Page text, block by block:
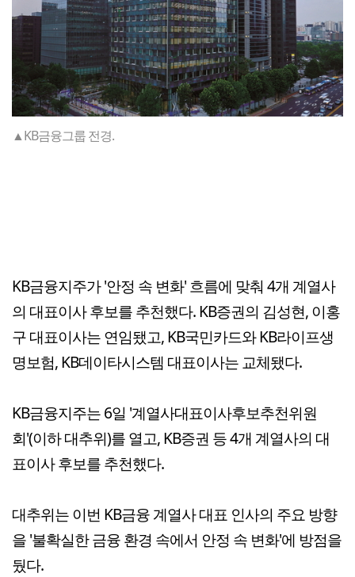
▲KB금융그룹 전경.
KB금융지주가 '안정 속 변화' 흐름에 맞춰 4개 계열사
의 대표이사 후보를 추천했다. KB증권의 김성현, 이홍
구 대표이사는 연임됐고, KB국민카드와 KB라이프생
명보험, KB데이타시스템 대표이사는 교체됐다.
KB금융지주는 6일 '계열사대표이사후보추천위원
회'(이하 대추위)를 열고, KB증권 등 4개 계열사의 대
표이사 후보를 추천했다.
대추위는 이번 KB금융 계열사 대표 인사의 주요 방향
을 '불확실한 금융 환경 속에서 안정 속 변화'에 방점을
뒀다.